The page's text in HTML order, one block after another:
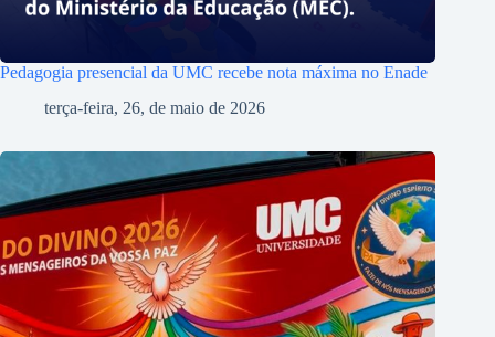
Pedagogia presencial da UMC recebe nota máxima no Enade
terça-feira, 26, de maio de 2026